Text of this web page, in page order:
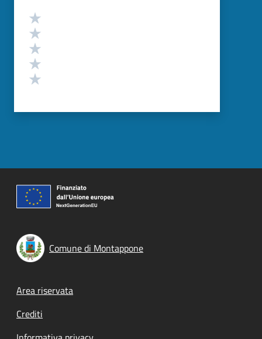
Valutazione
Comune di Montappone
Footer menu
Area riservata
Crediti